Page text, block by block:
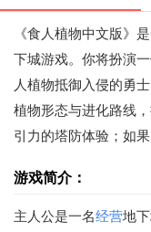
《食人植物中文版》
下城游戏。你将扮演
人植物抵御入侵的勇
植物形态与进化路线
引力的塔防体验；如
游戏简介：
主人公是一名经营地